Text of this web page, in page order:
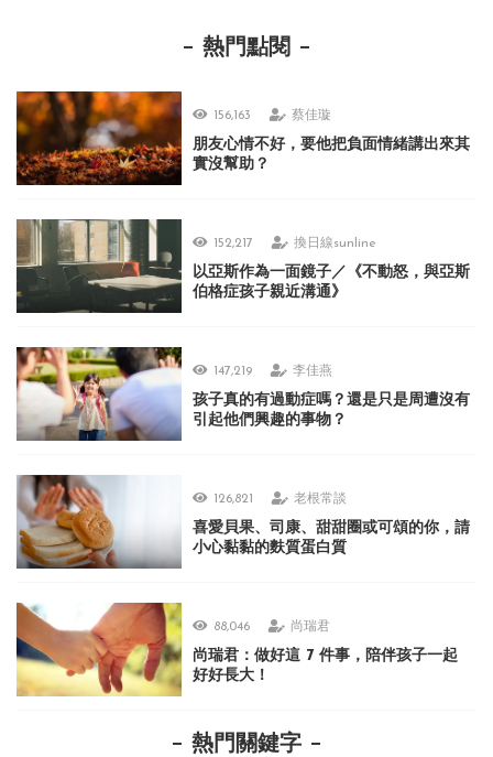
熱門點閱
156,163 蔡佳璇
朋友心情不好，要他把負面情緒講出來其
實沒幫助？
152,217 換日線sunline
以亞斯作為一面鏡子／《不動怒，與亞斯
伯格症孩子親近溝通》
147,219 李佳燕
孩子真的有過動症嗎？還是只是周遭沒有
引起他們興趣的事物？
126,821 老根常談
喜愛貝果、司康、甜甜圈或可頌的你，請
小心黏黏的麩質蛋白質
88,046 尚瑞君
尚瑞君：做好這 7 件事，陪伴孩子一起
好好長大！
熱門關鍵字